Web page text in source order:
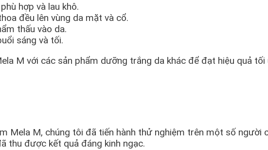
hợp và lau khô.
đều lên vùng da mặt và cổ.
thấu vào da.
sáng và tối.
M với các sản phẩm dưỡng trắng da khác để đạt hiệu quả tối
Mela M, chúng tôi đã tiến hành thử nghiệm trên một số người
thu được kết quả đáng kinh ngạc.